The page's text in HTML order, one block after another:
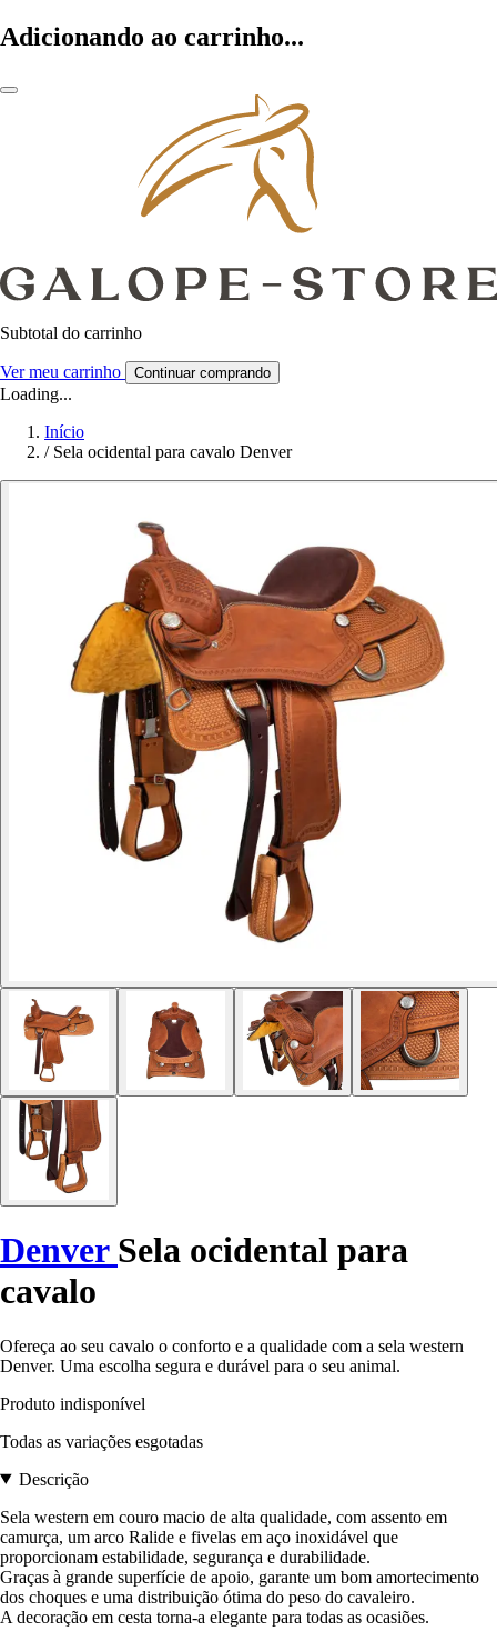
Adicionando ao carrinho...
Subtotal do carrinho
Ver meu carrinho Continuar comprando
Loading...
Início
/ Sela ocidental para cavalo Denver
Denver Sela ocidental para
cavalo
Ofereça ao seu cavalo o conforto e a qualidade com a sela western
Denver. Uma escolha segura e durável para o seu animal.
Produto indisponível
Todas as variações esgotadas
Descrição
Sela western em couro macio de alta qualidade, com assento em
camurça, um arco Ralide e fivelas em aço inoxidável que
proporcionam estabilidade, segurança e durabilidade.
Graças à grande superfície de apoio, garante um bom amortecimento
dos choques e uma distribuição ótima do peso do cavaleiro.
A decoração em cesta torna-a elegante para todas as ocasiões.